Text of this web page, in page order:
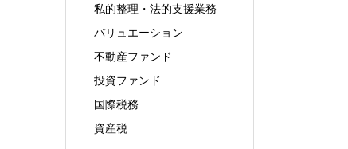
私的整理・法的支援業務
バリュエーション
不動産ファンド
投資ファンド
国際税務
資産税